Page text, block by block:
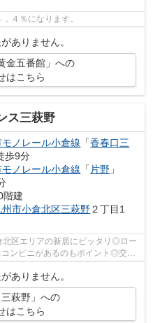
４％になります。
ありません。
金五番館」への
はこちら
ス三萩野
ノレール小倉線 「香春口三
歩9分
ノレール小倉線 「 片野 」
階建
州市小倉北区三萩野２丁目1
北区エリアの新居にピッタリ◎ロー
ンビニがあるのもポイント◎交通
ありません。
三萩野」への
はこちら